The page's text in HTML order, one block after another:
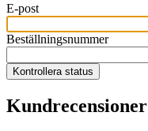
E-post
Beställningsnummer
Kontrollera status
Kundrecensioner